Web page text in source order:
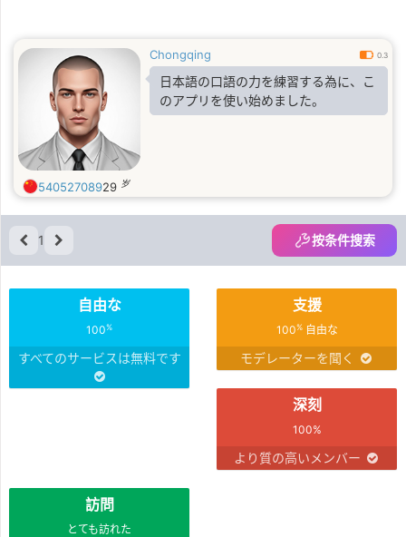
Chongqing 0.3
日本語の口語の力を練習する為に、こ
のアプリを使い始めました。
54052708929 岁
1 按条件搜索
自由な
100%
すべてのサービスは無料です
支援
100%自由な
モデレーターを聞く
深刻
100%
より質の高いメンバー
訪問
とても訪れた